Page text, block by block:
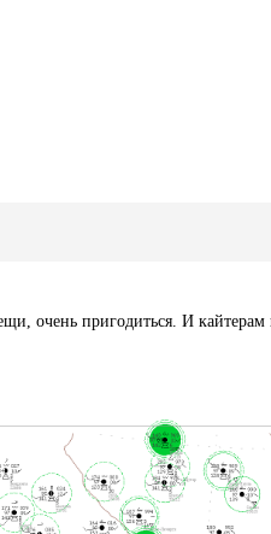
очень пригодиться. И кайтерам